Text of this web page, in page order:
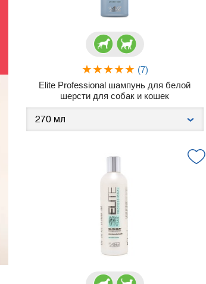
(7)
Elite Professional шампунь для белой
шерсти для собак и кошек